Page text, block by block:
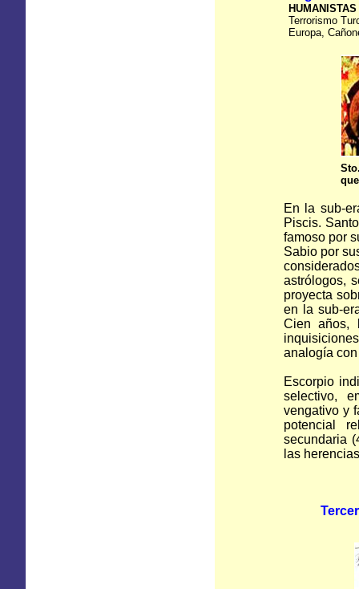
HUMANISTAS
Terrorismo
Europa,
En la sub-
Piscis.
famoso por
Sabio por
astrólogos,
proyecta
en la sub-
Cien años,
analogía
Escorpio
selectivo,
vengativo y
potencial
secundaria
las